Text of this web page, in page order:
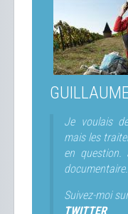
Je voulais
mais les
en question.
documentaire.
Suivez-moi
TWITTER